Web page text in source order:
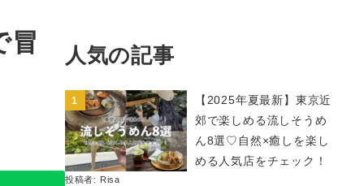
冒 人気の記事
【2025年夏最新】東京近
郊で楽しめる流しそうめ
ん8選♡自然×癒しを楽し
める人気店をチェック！
投稿者: Risa